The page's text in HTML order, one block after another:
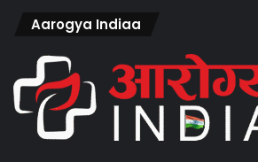
Aarogya Indiaa